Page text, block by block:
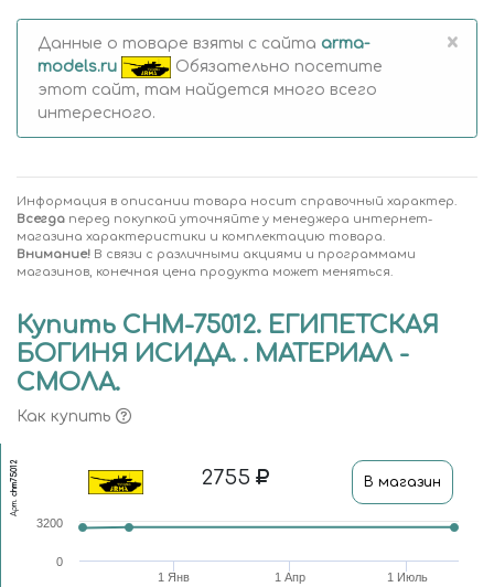
Данные о товаре взяты с сайта arma-
models.ru
Обязательно посетите
этот сайт, там найдется много всего
интересного.
×
Информация в описании товара носит справочный характер.
Всегда перед покупкой уточняйте у менеджера интернет-
магазина характеристики и комплектацию товара.
Внимание! В связи с различными акциями и программами
магазинов, конечная цена продукта может меняться.
Купить CHM-75012. ЕГИПЕТСКАЯ
БОГИНЯ ИСИДА. . МАТЕРИАЛ -
СМОЛА.
Как купить
Арт.
chm75012 2755 В магазин
1 Янв 1 Апр 1 Июль
0
3200